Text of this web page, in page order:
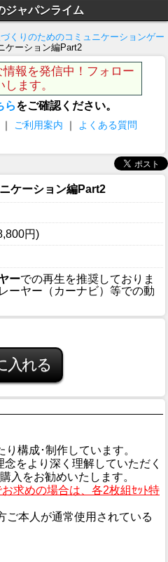
ジャパンライム
くりのためのコミュニケーションゲー
ケーション編Part2
報を発信中！フォロー
ます。
らをご確認ください。
｜ ご利用案内 ｜ よくある質問
ケーション編Part2
円)
ーでの再生を推奨しておりま
ーヤー（カーナビ）等での動
構成･制作しています。
をより深く理解していただく
入をお勧めいたします。
求めの場合は、各2枚組ｾｯﾄ特
本人が通常使用されている